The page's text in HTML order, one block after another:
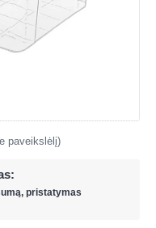
paveikslėlį)
pristatymas